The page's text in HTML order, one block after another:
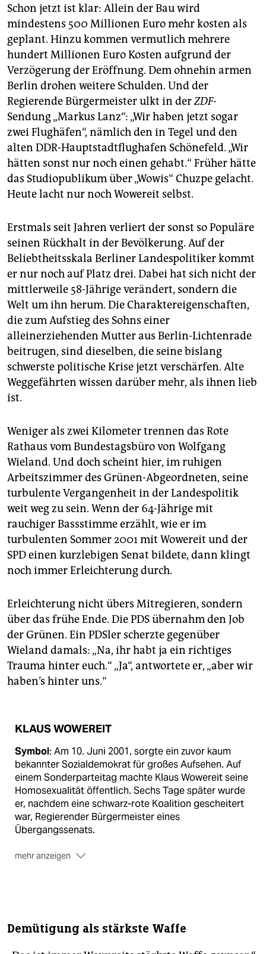
Schon jetzt ist klar: Allein der Bau wird
mindestens 500 Millionen Euro mehr kosten als
geplant. Hinzu kommen vermutlich mehrere
hundert Millionen Euro Kosten aufgrund der
Verzögerung der Eröffnung. Dem ohnehin armen
Berlin drohen weitere Schulden. Und der
Regierende Bürgermeister ulkt in derZDF-
Sendung „Markus Lanz“: „Wir haben jetzt sogar
zwei Flughäfen“, nämlich den in Tegel und den
alten DDR-Hauptstadtflughafen Schönefeld. „Wir
hätten sonst nur noch einen gehabt.“ Früher hätte
das Studiopublikum über „Wowis“ Chuzpe gelacht.
Heute lacht nur noch Wowereit selbst.
Erstmals seit Jahren verliert der sonst so Populäre
seinen Rückhalt in der Bevölkerung. Auf der
Beliebtheitsskala Berliner Landespolitiker kommt
er nur noch auf Platz drei. Dabei hat sich nicht der
mittlerweile 58-Jährige verändert, sondern die
Welt um ihn herum. Die Charaktereigenschaften,
die zum Aufstieg des Sohns einer
alleinerziehenden Mutter aus Berlin-Lichtenrade
beitrugen, sind dieselben, die seine bislang
schwerste politische Krise jetzt verschärfen. Alte
Weggefährten wissen darüber mehr, als ihnen lieb
ist.
Weniger als zwei Kilometer trennen das Rote
Rathaus vom Bundestagsbüro von Wolfgang
Wieland. Und doch scheint hier, im ruhigen
Arbeitszimmer des Grünen-Abgeordneten, seine
turbulente Vergangenheit in der Landespolitik
weit weg zu sein. Wenn der 64-Jährige mit
rauchiger Bassstimme erzählt, wie er im
turbulenten Sommer 2001 mit Wowereit und der
SPD einen kurzlebigen Senat bildete, dann klingt
noch immer Erleichterung durch.
Erleichterung nicht übers Mitregieren, sondern
über das frühe Ende. Die PDS übernahm den Job
der Grünen. Ein PDSler scherzte gegenüber
Wieland damals: „Na, ihr habt ja ein richtiges
Trauma hinter euch.“ „Ja“, antwortete er, „aber wir
haben’s hinter uns.“
KLAUS WOWEREIT
Symbol: Am 10. Juni 2001, sorgte ein zuvor kaum
bekannter Sozialdemokrat für großes Aufsehen. Auf
einem Sonderparteitag machte Klaus Wowereit seine
Homosexualität öffentlich. Sechs Tage später wurde
er, nachdem eine schwarz-rote Koalition gescheitert
war, Regierender Bürgermeister eines
Übergangssenats.
mehr anzeigen
Problem: Am kommenden Samstag droht Wowereits
Demütigung als stärkste Waffe